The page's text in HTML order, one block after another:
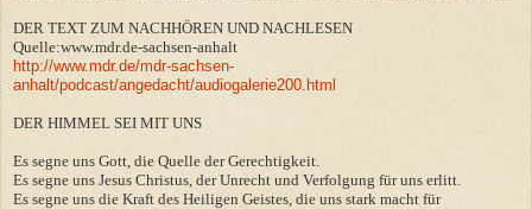
DER TEXT ZUM NACHHÖREN UND NACHLESEN
Quelle:www.mdr.de-sachsen-anhalt
http://www.mdr.de/mdr-sachsen-
anhalt/podcast/angedacht/audiogalerie200.html
DER HIMMEL SEI MIT UNS
Es segne uns Gott, die Quelle der Gerechtigkeit.
Es segne uns Jesus Christus, der Unrecht und Verfolgung für uns erlitt.
Es segne uns die Kraft des Heiligen Geistes, die uns stark macht für